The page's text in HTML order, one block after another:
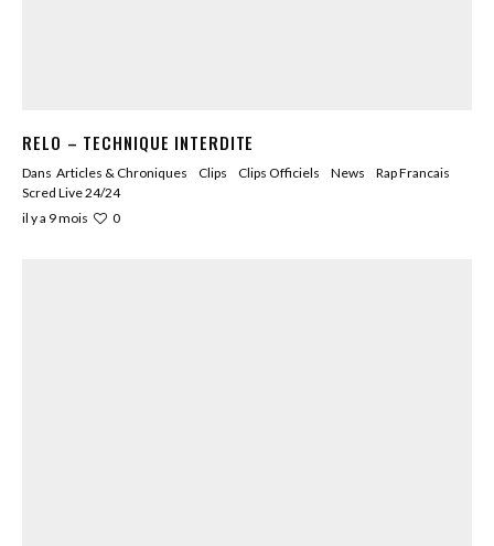
RELO – TECHNIQUE INTERDITE
Dans Articles & Chroniques Clips Clips Officiels News
Rap Francais
Scred Live 24/24
il y a 9 mois
0